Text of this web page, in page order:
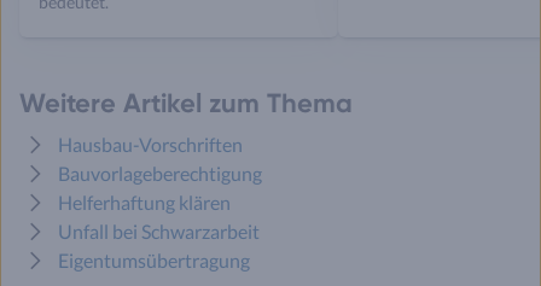
Weitere Artikel zum Thema
Hausbau-Vorschriften
Bauvorlageberechtigung
Helferhaftung klären
Unfall bei Schwarzarbeit
Eigentumsübertragung